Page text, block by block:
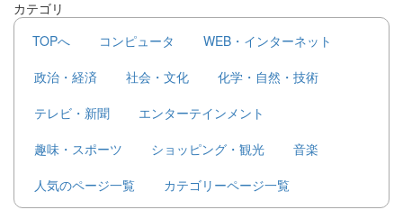
カテゴリ
TOPへ
コンピュータ
WEB・インターネット
政治・経済
社会・文化
化学・自然・技術
テレビ・新聞
エンターテインメント
趣味・スポーツ
ショッピング・観光
音楽
人気のページ一覧
カテゴリーページ一覧